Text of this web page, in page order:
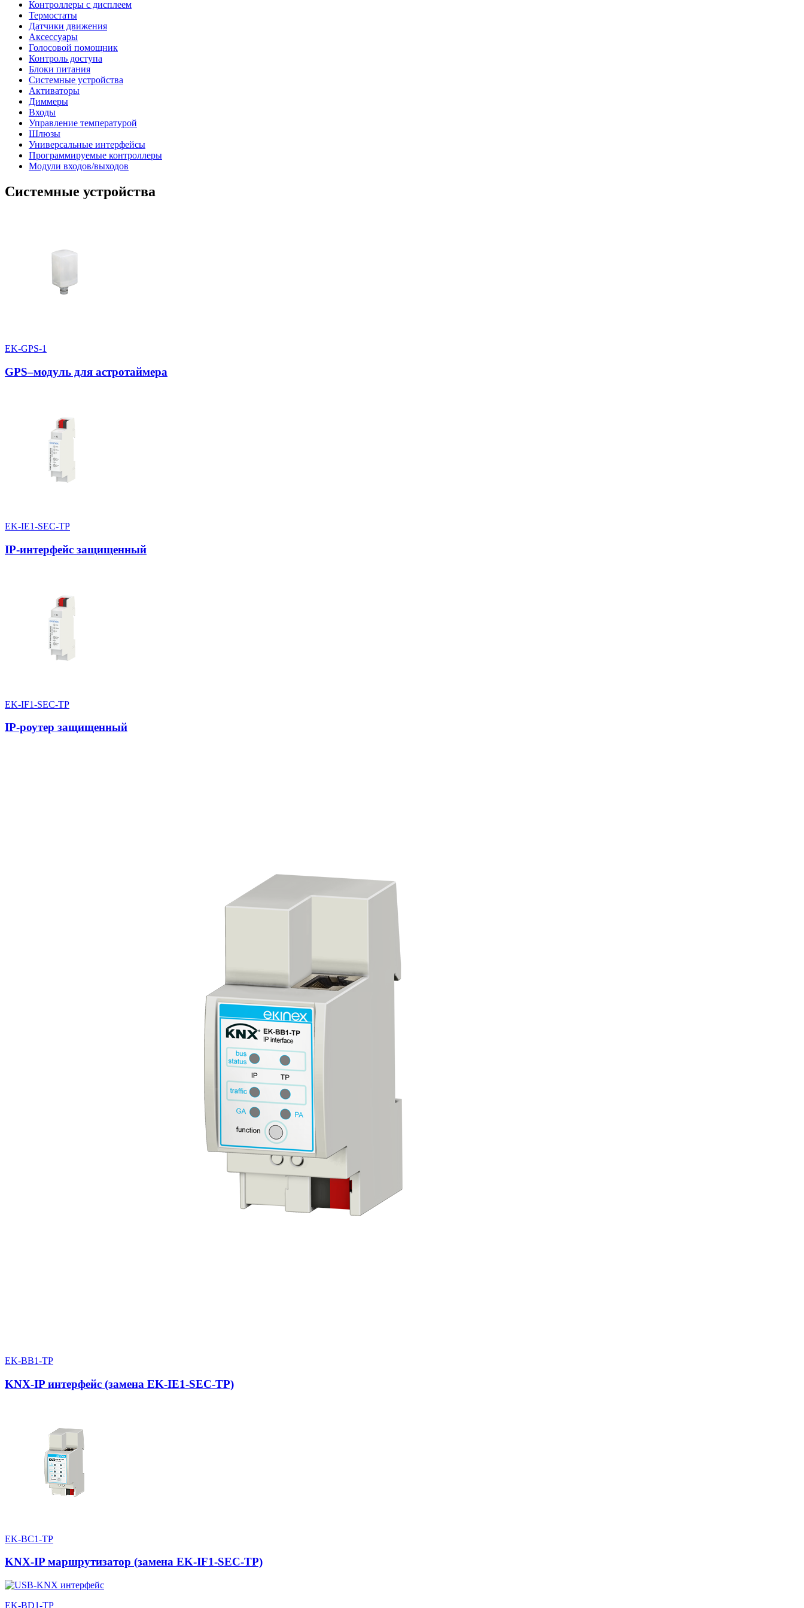
Контроллеры с дисплеем
Термостаты
Датчики движения
Аксессуары
Голосовой помощник
Контроль доступа
Блоки питания
Системные устройства
Активаторы
Диммеры
Входы
Управление температурой
Шлюзы
Универсальные интерфейсы
Программируемые контроллеры
Модули входов/выходов
Системные устройства
EK-GPS-1
GPS–модуль для астротаймера
EK-IE1-SEC-TP
IP-интерфейс защищенный
EK-IF1-SEC-TP
IP-роутер защищенный
EK-BB1-TP
KNX-IP интерфейс (замена EK-IE1-SEC-TP)
EK-BC1-TP
KNX-IP маршрутизатор (замена EK-IF1-SEC-TP)
EK-BD1-TP